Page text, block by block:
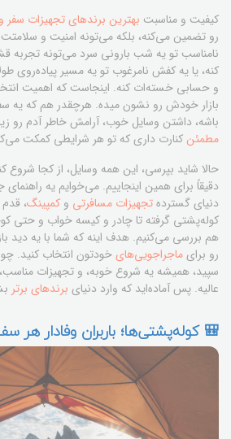
کیفیت و مناسبت بهترین برندهای تجهیزات سفر
رو تضمین می‌کنه، بلکه می‌تونه امنیت و سلامتت
نامناسب تو یه شب بارونی سرد می‌تونه
کنه، یا یه کفش نامرغوب تو یه مسیر پیاده‌روی
و حسابی خسته‌ات کنه. اینجاست که اهمیت
بازار خودش رو نشون میده. هرچقدر هم که یه
باشه، داشتن وسایل خوب، آرامش خاطر آدم رو
مطمئن کنارت داری که تو هر شرایطی کمکت
حالا شاید بپرسی، این همه وسایل، از کجا شروع
دقیقاً برای همین اینجاییم. می‌خوایم یه راهنمای
دنیای گستردهتجهیزات مسافرتی و کمپینگ،
کوله‌پشتی گرفته تا چادر و کیسه خواب و حتی
هم بررسی می‌کنیم. هدف اینه که شما با یه دید
رو برایماجراجویی‌هایخودتون انتخاب کنید.
سپید، همیشه یه شروع خوبه، و تجهیزات
عالیه. پس آماده‌اید که وارد دنیای برندهای برتر
🎒 کوله‌پشتی‌ها؛ باربران وفادار هر